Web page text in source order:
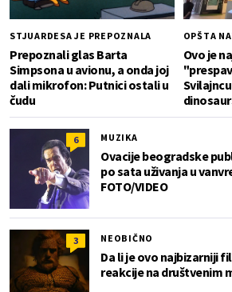
STJUARDESA JE PREPOZNALA
Prepoznali glas Barta
Simpsona u avionu, a onda joj
dali mikrofon: Putnici ostali u
čudu
OPŠTA
Ovo je
6 MUZIKA
Ovacije beogradske
po sata uživanja u
FOTO/VIDEO
3 NEOBIČNO
Da li je ovo najbizarniji
reakcije na društvenim